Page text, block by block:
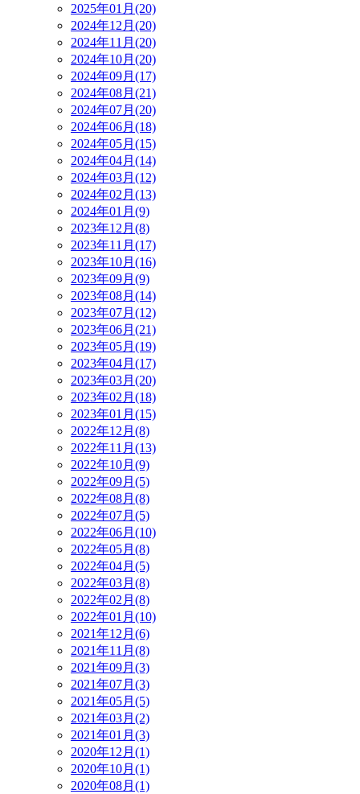
2025年01月(20)
2024年12月(20)
2024年11月(20)
2024年10月(20)
2024年09月(17)
2024年08月(21)
2024年07月(20)
2024年06月(18)
2024年05月(15)
2024年04月(14)
2024年03月(12)
2024年02月(13)
2024年01月(9)
2023年12月(8)
2023年11月(17)
2023年10月(16)
2023年09月(9)
2023年08月(14)
2023年07月(12)
2023年06月(21)
2023年05月(19)
2023年04月(17)
2023年03月(20)
2023年02月(18)
2023年01月(15)
2022年12月(8)
2022年11月(13)
2022年10月(9)
2022年09月(5)
2022年08月(8)
2022年07月(5)
2022年06月(10)
2022年05月(8)
2022年04月(5)
2022年03月(8)
2022年02月(8)
2022年01月(10)
2021年12月(6)
2021年11月(8)
2021年09月(3)
2021年07月(3)
2021年05月(5)
2021年03月(2)
2021年01月(3)
2020年12月(1)
2020年10月(1)
2020年08月(1)